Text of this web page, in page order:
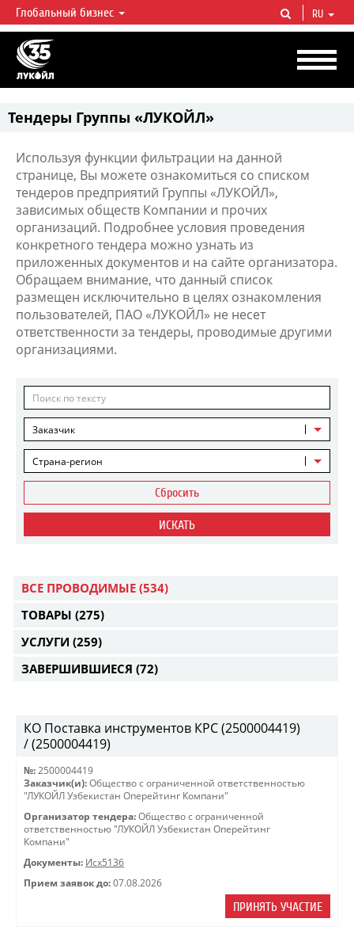
ЛУКОЙЛ СЕГОДНЯ
ЛУКОЙЛ — одна из крупнейших вертикально интегрированных
нефтегазовых компаний в мире, на долю которой приходится более 2%
мировой добычи нефти и около 1% доказанных запасов углеводородов.
Глобальный бизнес RU
Тендеры Группы «ЛУКОЙЛ»
Используя функции фильтрации на данной
странице, Вы можете ознакомиться со списком
тендеров предприятий Группы «ЛУКОЙЛ»,
зависимых обществ Компании и прочих
организаций. Подробнее условия проведения
конкретного тендера можно узнать из
приложенных документов и на сайте организатора.
Обращаем внимание, что данный список
размещен исключительно в целях ознакомления
пользователей, ПАО «ЛУКОЙЛ» не несет
ответственности за тендеры, проводимые другими
организациями.
Заказчик
Страна-регион
Сбросить
ИСКАТЬ
ВСЕ ПРОВОДИМЫЕ (534)
ТОВАРЫ (275)
УСЛУГИ (259)
ЗАВЕРШИВШИЕСЯ (72)
КО Поставка инструментов КРС (2500004419)
/ (2500004419)
№: 2500004419
Заказчик(и): Общество с ограниченной ответственностью
"ЛУКОЙЛ Узбекистан Оперейтинг Компани"
Организатор тендера: Общество с ограниченной
ответственностью "ЛУКОЙЛ Узбекистан Оперейтинг
Компани"
Документы: Исх5136
Прием заявок до: 07.08.2026
ПРИНЯТЬ УЧАСТИЕ